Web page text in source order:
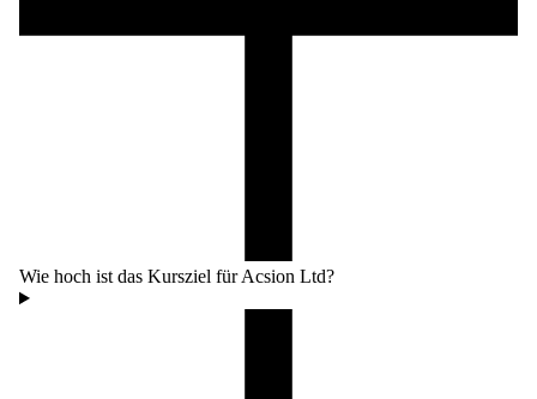
Wie hoch ist das Kursziel für Acsion Ltd?